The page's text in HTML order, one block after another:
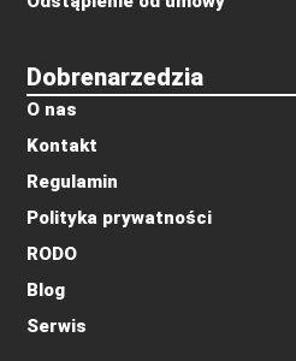
Dobrenarzedzia
O nas
Kontakt
Regulamin
Polityka prywatności
RODO
Blog
Serwis